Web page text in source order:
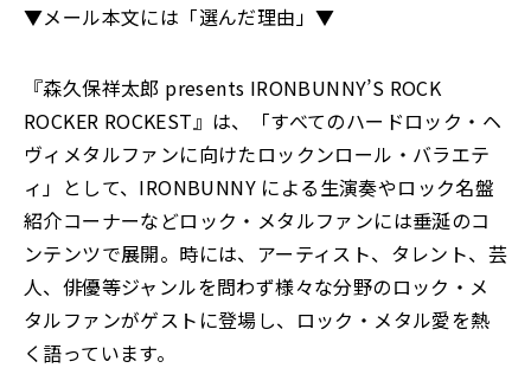
▼メール本文には「選んだ理由」▼
『森久保祥太郎 presents IRONBUNNY’S ROCK
ROCKER ROCKEST』は、「すべてのハードロック・ヘ
ヴィメタルファンに向けたロックンロール・バラエテ
ィ」として、IRONBUNNY による生演奏やロック名盤
紹介コーナーなどロック・メタルファンには垂涎のコ
ンテンツで展開。時には、アーティスト、タレント、芸
人、俳優等ジャンルを問わず様々な分野のロック・メ
タルファンがゲストに登場し、ロック・メタル愛を熱
く語っています。